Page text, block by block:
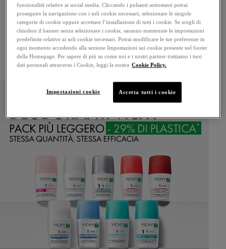
NON SONO NECESSARIE PRECAUZIONI
SPECIFICHE PER L'USO DI QUESTO PRODOTTO
IN CONDIZIONI NORMALI O
RAGIONEVOLMENTE PREVEDIBILI DI UTILIZZO.
funzionalità relative ai social media. Cliccando i pulsanti sottostanti potrai
proseguire la navigazione con i soli cookie necessari, selezionare le singole
categorie di cookie oppure accettare l’installazione di tutti i cookie. Se scegli di
chiudere il banner senza selezionare i cookie, saranno mantenute le impostazioni
predefinite relative ai soli cookie necessari. Potrai modificare le tue preferenze in
ogni momento accedendo alla sezione Impostazioni sui cookie presente nel footer
della Homepage. Per sapere di più su come noi e i nostri partner trattiamo i tuoi
dati personali attraverso i Cookie, leggi la nostra Cookie Policy.
Impostazioni cookie Accetta tutti i cookie